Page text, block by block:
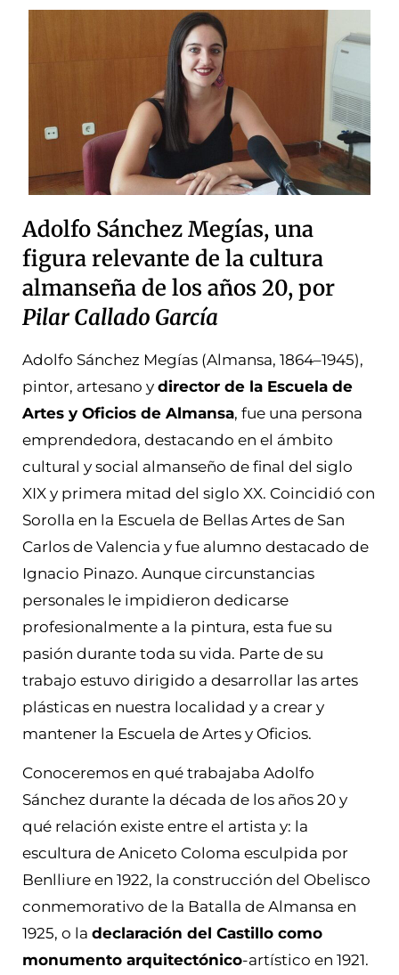
Adolfo Sánchez Megías, una
figura relevante de la cultura
almanseña de los años 20, por
Pilar Callado García
Adolfo Sánchez Megías (Almansa, 1864–1945),
pintor, artesano y director de la Escuela de
Artes y Oficios de Almansa, fue una persona
emprendedora, destacando en el ámbito
cultural y social almanseño de final del siglo
XIX y primera mitad del siglo XX. Coincidió con
Sorolla en la Escuela de Bellas Artes de San
Carlos de Valencia y fue alumno destacado de
Ignacio Pinazo. Aunque circunstancias
personales le impidieron dedicarse
profesionalmente a la pintura, esta fue su
pasión durante toda su vida. Parte de su
trabajo estuvo dirigido a desarrollar las artes
plásticas en nuestra localidad y a crear y
mantener la Escuela de Artes y Oficios.
Conoceremos en qué trabajaba Adolfo
Sánchez durante la década de los años 20 y
qué relación existe entre el artista y: la
escultura de Aniceto Coloma esculpida por
Benlliure en 1922, la construcción del Obelisco
conmemorativo de la Batalla de Almansa en
1925, o la declaración del Castillo como
monumento arquitectónico-artístico en 1921.